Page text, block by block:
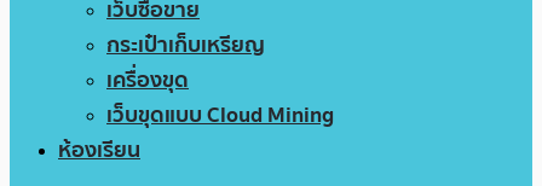
เว็บซื้อขาย
กระเป๋าเก็บเหรียญ
เครื่องขุด
เว็บขุดแบบ Cloud Mining
ห้องเรียน